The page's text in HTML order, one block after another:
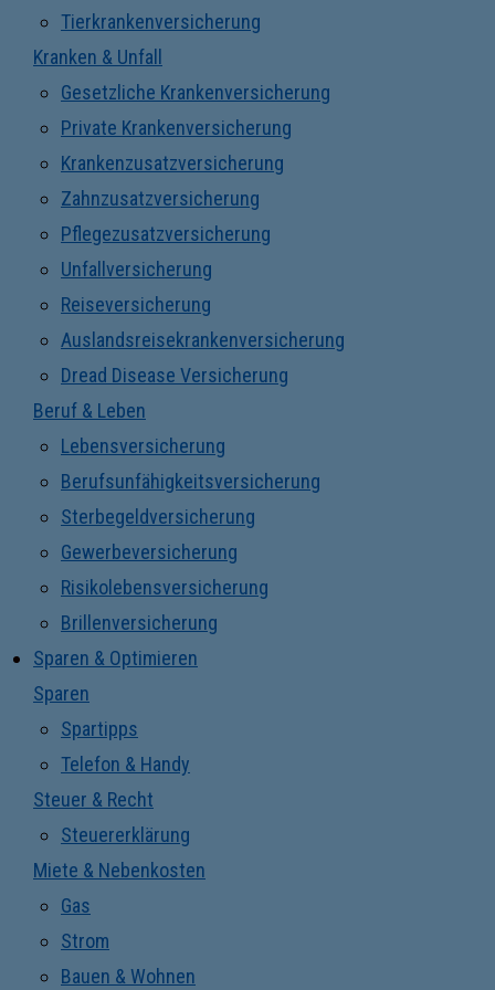
Tierkrankenversicherung
Kranken & Unfall
Gesetzliche Krankenversicherung
Private Krankenversicherung
Krankenzusatzversicherung
Zahnzusatzversicherung
Pflegezusatzversicherung
Unfallversicherung
Reiseversicherung
Auslandsreisekrankenversicherung
Dread Disease Versicherung
Beruf & Leben
Lebensversicherung
Berufsunfähigkeitsversicherung
Sterbegeldversicherung
Gewerbeversicherung
Risikolebensversicherung
Brillenversicherung
Sparen & Optimieren
Sparen
Spartipps
Telefon & Handy
Steuer & Recht
Steuererklärung
Miete & Nebenkosten
Gas
Strom
Bauen & Wohnen